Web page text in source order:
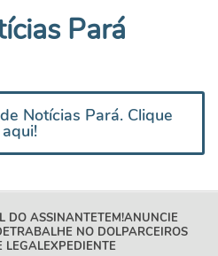
Pará
Notícias Pará. Clique
aqui!
DO ASSINANTETEM!ANUNCIE
TRABALHE NO DOLPARCEIROS
LEGALEXPEDIENTE